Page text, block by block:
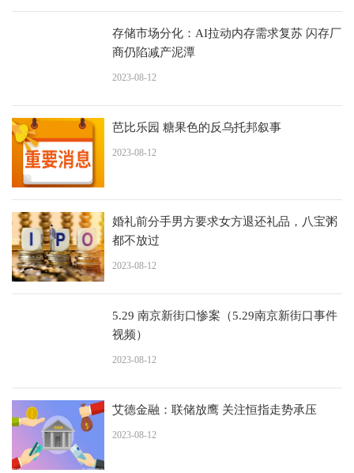
存储市场分化：AI拉动内存需求复苏 闪存厂
商仍陷减产泥潭
2023-08-12
芭比乐园 糖果色的反乌托邦叙事
2023-08-12
婚礼前分手男方要求女方退还礼品，八宝粥
都不放过
2023-08-12
5.29 南京新街口惨案（5.29南京新街口事件
视频）
2023-08-12
艾德金融：联储放鹰 关注恒指走势承压
2023-08-12